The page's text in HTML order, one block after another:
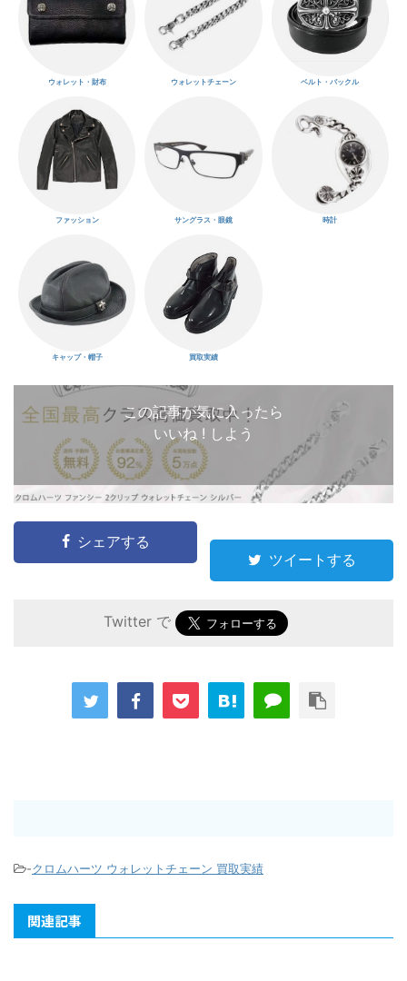
ウォレット・財布 ウォレットチェーン ベルト・バックル
ファッション サングラス・眼鏡 時計
キャップ・帽子 買取実績
この記事が気に入ったら
いいね ! しよう
シェアする
ツイートする
Twitter で
-クロムハーツ ウォレットチェーン 買取実績
関連記事